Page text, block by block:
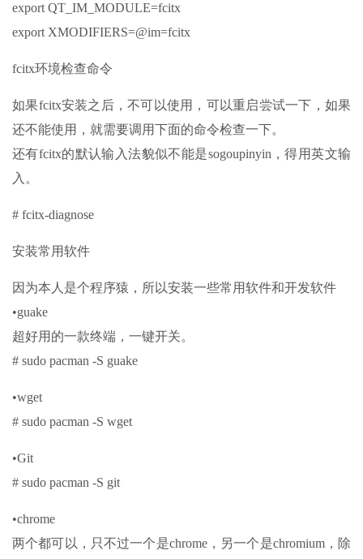
export QT_IM_MODULE=fcitx
export XMODIFIERS=@im=fcitx
fcitx环境检查命令
如果fcitx安装之后，不可以使用，可以重启尝试一下，如果
还不能使用，就需要调用下面的命令检查一下。
还有fcitx的默认输入法貌似不能是sogoupinyin，得用英文输
入。
# fcitx-diagnose
安装常用软件
因为本人是个程序猿，所以安装一些常用软件和开发软件
•guake
超好用的一款终端，一键开关。
# sudo pacman -S guake
•wget
# sudo pacman -S wget
•Git
# sudo pacman -S git
•chrome
两个都可以，只不过一个是chrome，另一个是chromium，除